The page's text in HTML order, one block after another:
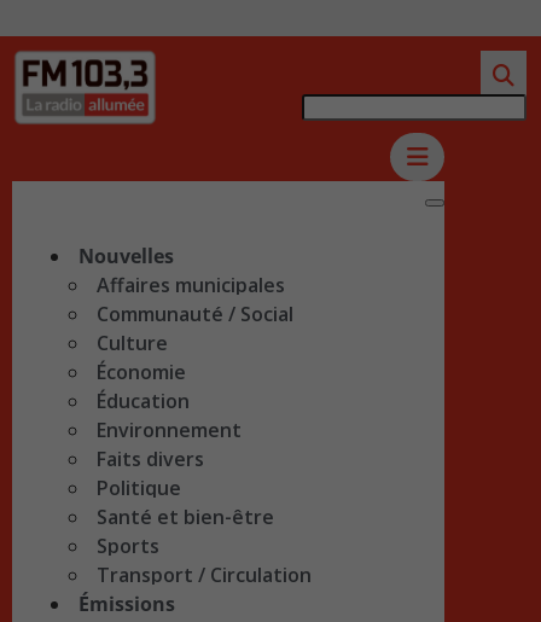
Nouvelles
Affaires municipales
Communauté / Social
Culture
Économie
Éducation
Environnement
Faits divers
Politique
Santé et bien-être
Sports
Transport / Circulation
Émissions